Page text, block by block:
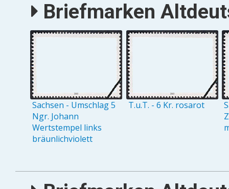
Briefmarken
Sachsen - Umschlag 5
Ngr. Johann
Wertstempel links
bräunlichviolett
T.u.T. - 6 Kr. rosarot